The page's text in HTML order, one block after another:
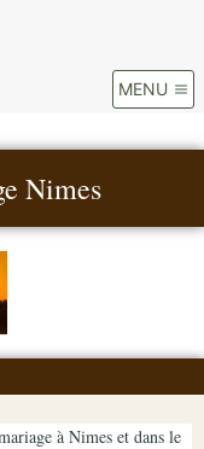
MENU
Nimes
à Nimes et dans le